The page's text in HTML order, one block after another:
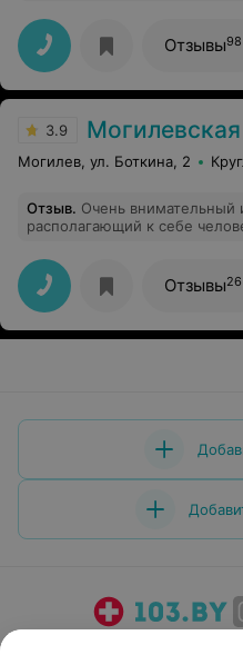
Отзывы98
3.9 Могилевская городская больница
Могилев, ул. Боткина, 2
Отзыв. Очень внимательный и
располагающий к себе
работе и благодарных
Отзывы26